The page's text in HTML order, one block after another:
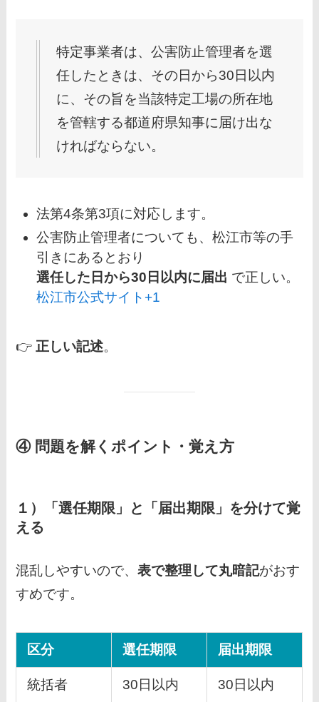
特定事業者は、公害防止管理者を選
任したときは、その日から30日以内
に、その旨を当該特定工場の所在地
を管轄する都道府県知事に届け出な
ければならない。
法第4条第3項に対応します。
公害防止管理者についても、松江市等の手
引きにあるとおり
選任した日から30日以内に届出 で正しい。
松江市公式サイト+1
👉 正しい記述。
④ 問題を解くポイント・覚え方
１）「選任期限」と「届出期限」を分けて覚
える
混乱しやすいので、表で整理して丸暗記がおす
すめです。
区分 選任期限 届出期限
統括者 30日以内 30日以内